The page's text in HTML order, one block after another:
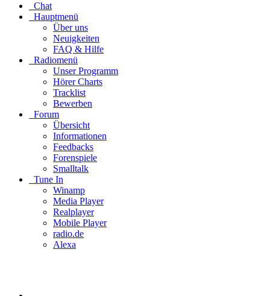
Chat
Hauptmenü
Über uns
Neuigkeiten
FAQ & Hilfe
Radiomenü
Unser Programm
Hörer Charts
Tracklist
Bewerben
Forum
Übersicht
Informationen
Feedbacks
Forenspiele
Smalltalk
Tune In
Winamp
Media Player
Realplayer
Mobile Player
radio.de
Alexa